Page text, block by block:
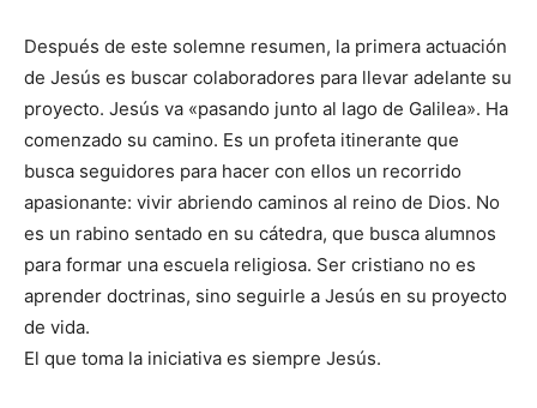
Después de este solemne resumen, la primera actuación
de Jesús es buscar colaboradores para llevar adelante su
proyecto. Jesús va «pasando junto al lago de Galilea». Ha
comenzado su camino. Es un profeta itinerante que
busca seguidores para hacer con ellos un recorrido
apasionante: vivir abriendo caminos al reino de Dios. No
es un rabino sentado en su cátedra, que busca alumnos
para formar una escuela religiosa. Ser cristiano no es
aprender doctrinas, sino seguirle a Jesús en su proyecto
de vida.
El que toma la iniciativa es siempre Jesús.